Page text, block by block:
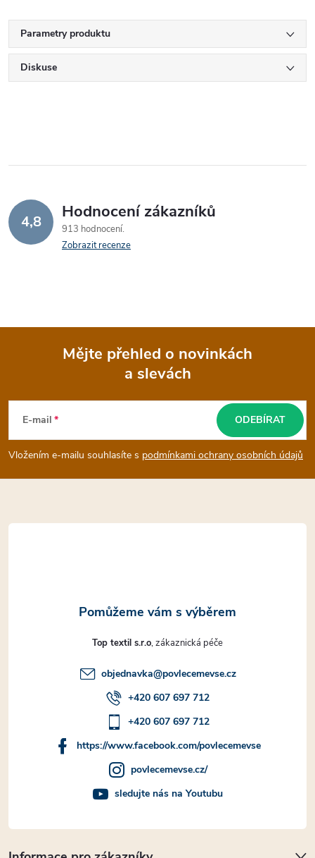
Parametry produktu
Diskuse
4,8 Hodnocení zákazníků
913 hodnocení
Zobrazit recenze
p
a
t
Mějte přehled o novinkách
a slevách
E-mail
Vložením e-mailu souhlasíte s podmínkami ochrany osobních údajů
ODEBÍRAT
Top textil s.r.o
objednavka@povlecemevse.cz
+420 607 697 712
+420 607 697 712
https://www.facebook.com/povlecemevse
povlecemevse.cz/
sledujte nás na Youtubu